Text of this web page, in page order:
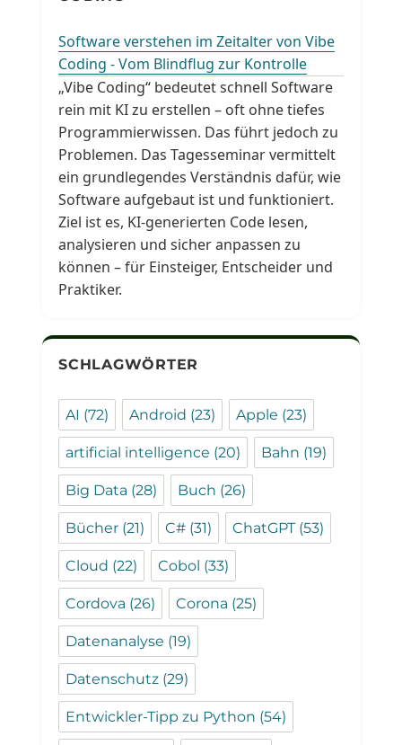
Software verstehen im Zeitalter von Vibe
Coding - Vom Blindflug zur Kontrolle
„Vibe Coding“ bedeutet schnell Software
rein mit KI zu erstellen – oft ohne tiefes
Programmierwissen. Das führt jedoch zu
Problemen. Das Tagesseminar vermittelt
ein grundlegendes Verständnis dafür, wie
Software aufgebaut ist und funktioniert.
Ziel ist es, KI-generierten Code lesen,
analysieren und sicher anpassen zu
können – für Einsteiger, Entscheider und
Praktiker.
SCHLAGWÖRTER
AI (72) Android (23) Apple (23)
artificial intelligence (20) Bahn (19)
Big Data (28) Buch (26)
Bücher (21) C# (31) ChatGPT(53)
Cloud (22) Cobol (33)
Cordova (26) Corona (25)
Datenanalyse (19)
Datenschutz (29)
Entwickler-Tipp zu Python (54)